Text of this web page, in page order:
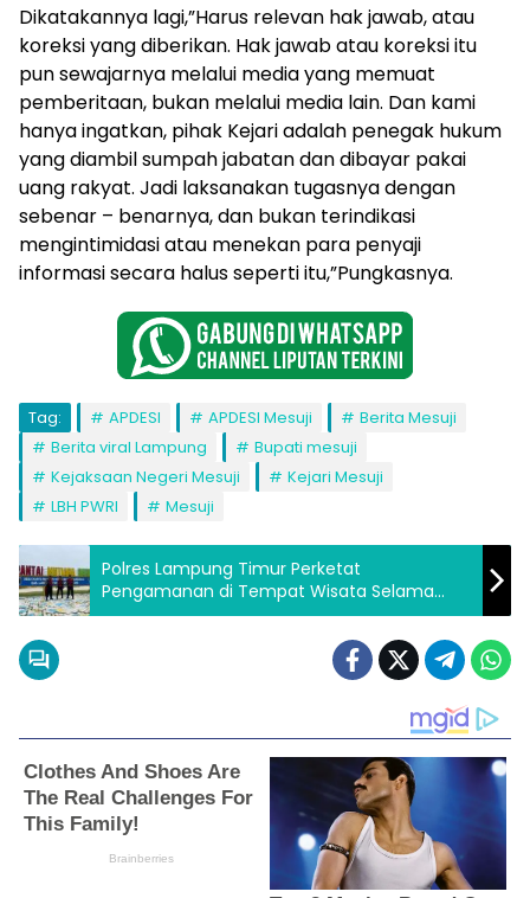
Dikatakannya lagi,”Harus relevan hak jawab, atau
koreksi yang diberikan. Hak jawab atau koreksi itu
pun sewajarnya melalui media yang memuat
pemberitaan, bukan melalui media lain. Dan kami
hanya ingatkan, pihak Kejari adalah penegak hukum
yang diambil sumpah jabatan dan dibayar pakai
uang rakyat. Jadi laksanakan tugasnya dengan
sebenar – benarnya, dan bukan terindikasi
mengintimidasi atau menekan para penyaji
informasi secara halus seperti itu,”Pungkasnya.
Tag: APDESI APDESI Mesuji
Berita Mesuji
Berita viral Lampung
Bupati mesuji
Kejaksaan Negeri Mesuji
Kejari Mesuji
LBH PWRI
Mesuji
Polres Lampung Timur Perketat
Pengamanan di Tempat Wisata Selama
Libur Panjang Akhir Pekan